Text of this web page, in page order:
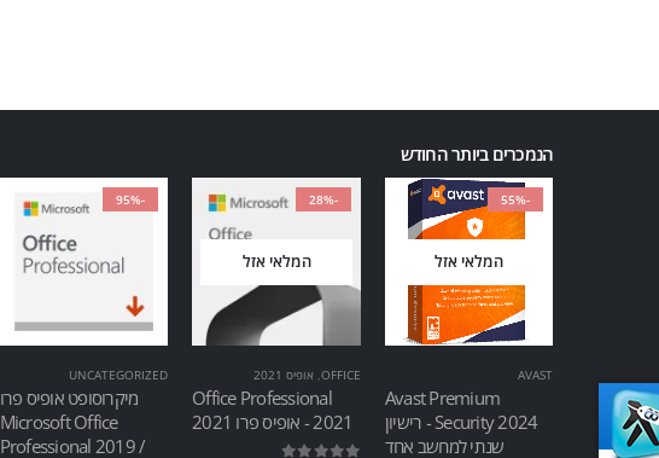
הנמכרים ביותר החודש
-55%
המלאי אזל
AVAST
Avast Premium
Security 2024 - רישיון
שנתי למחשב אחד
-28%
המלאי אזל
OFFICE
, אופיס 2021
Office Professional
2021 - אופיס פרו 2021
-95%
UNCATEGORIZED
מיקרוסופט אופיס פרו
Microsoft Office
Professional 2019 /